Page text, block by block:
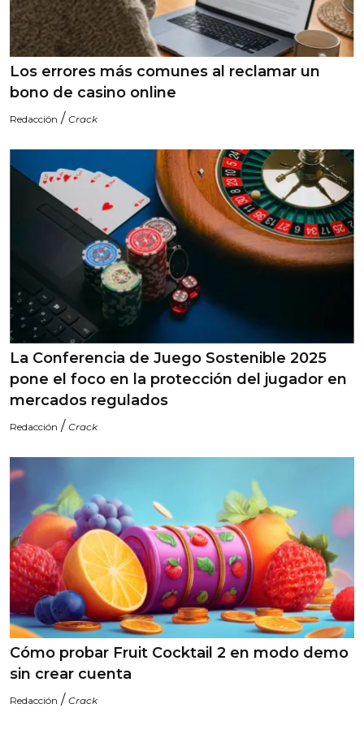
Los errores más comunes al reclamar un
bono de casino online
Redacción / Crack
La Conferencia de Juego Sostenible 2025
pone el foco en la protección del jugador en
mercados regulados
Redacción / Crack
Cómo probar Fruit Cocktail 2 en modo demo
sin crear cuenta
Redacción / Crack